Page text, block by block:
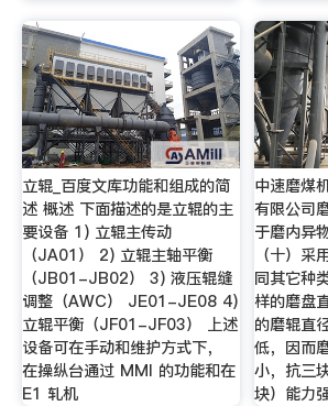
立辊_百度文库功能和组成的简
述 概述 下面描述的是立辊的主
要设备 1) 立辊主传动
（JA01） 2) 立辊主轴平衡
（JB01-JB02） 3) 液压辊缝
调整（AWC） JE01-JE08 4)
立辊平衡（JF01-JF03） 上述
设备可在手动和维护方式下，
在操纵台通过 MMI 的功能和在
E1 轧机
中速磨煤
有限公司
于磨内异
（十）采
同其它种
样的磨盘
的磨辊直
低，因而
小，抗三
块）能力强